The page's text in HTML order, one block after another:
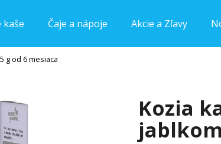
kaše Čaje a nápoje Akcie a Zľavy
g od 6 mesiaca
Kozia
Čo potrebujete nájsť?
HĽADAŤ